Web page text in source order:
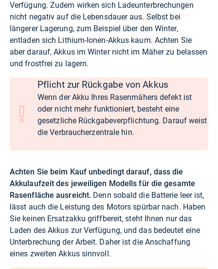
Verfügung. Zudem wirken sich Ladeunterbrechungen
nicht negativ auf die Lebensdauer aus. Selbst bei
längerer Lagerung, zum Beispiel über den Winter,
entladen sich Lithium-Ionen-Akkus kaum. Achten Sie
aber darauf, Akkus im Winter nicht im Mäher zu belassen
und frostfrei zu lagern.
Pflicht zur Rückgabe von Akkus
Wenn der Akku Ihres Rasenmähers defekt ist
oder nicht mehr funktioniert, besteht eine
gesetzliche Rückgabeverpflichtung. Darauf weist
die Verbraucherzentrale hin.
Achten Sie beim Kauf unbedingt darauf, dass die
Akkulaufzeit des jeweiligen Modells für die gesamte
Rasenfläche ausreicht. Denn sobald die Batterie leer ist,
lässt auch die Leistung des Motors spürbar nach. Haben
Sie keinen Ersatzakku griffbereit, steht Ihnen nur das
Laden des Akkus zur Verfügung, und das bedeutet eine
Unterbrechung der Arbeit. Daher ist die Anschaffung
eines zweiten Akkus sinnvoll.